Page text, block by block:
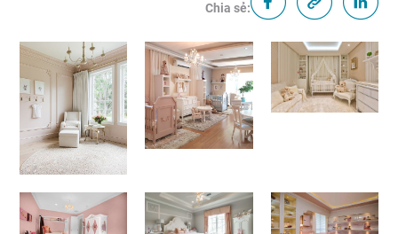
Chia sẻ: